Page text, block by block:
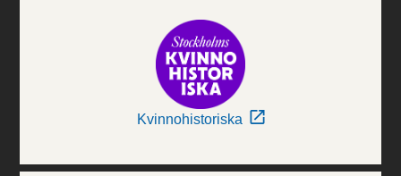
Kvinnohistoriska